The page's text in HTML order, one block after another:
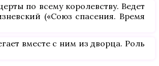
по всему королевству. Ведет
(«Союз спасения. Время
вместе с ним из дворца. Роль